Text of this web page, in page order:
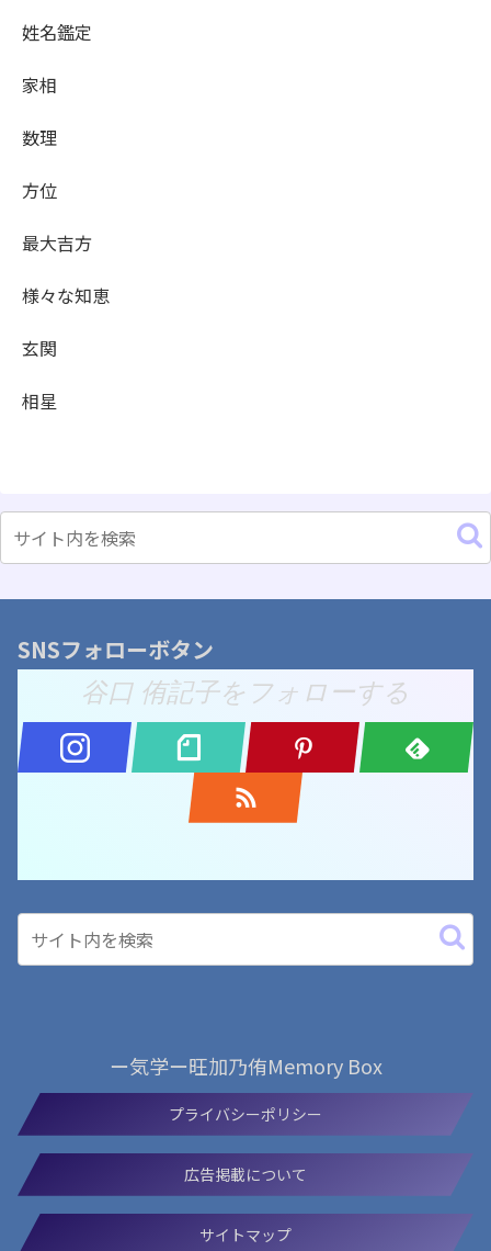
姓名鑑定
家相
数理
方位
最大吉方
様々な知恵
玄関
相星
SNSフォローボタン
谷口 侑記子をフォローする
ー気学ー旺加乃侑Memory Box
プライバシーポリシー
広告掲載について
サイトマップ